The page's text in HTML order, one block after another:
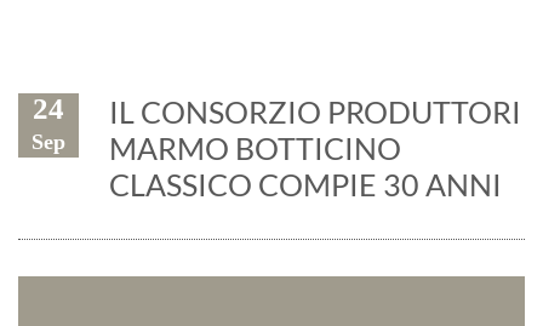
24
Sep
IL CONSORZIO PRODUTTORI
MARMO BOTTICINO
CLASSICO COMPIE 30 ANNI